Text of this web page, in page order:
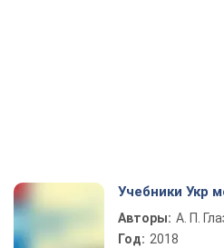
Учебники Укр
Авторы: А. П.
Год: 2018